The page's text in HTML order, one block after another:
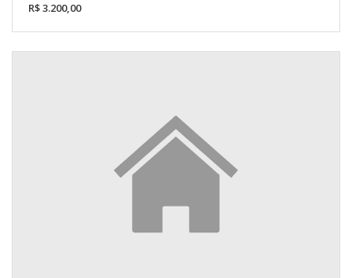
R$ 3.200,00